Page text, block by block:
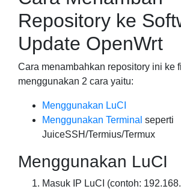
Repository ke
Update OpenWrt
Cara menambahkan repository ini ke
menggunakan 2 cara yaitu:
Menggunakan LuCI
Menggunakan Terminal seperti
JuiceSSH/Termius/Termux
Menggunakan LuCI
Masuk IP LuCI (contoh: